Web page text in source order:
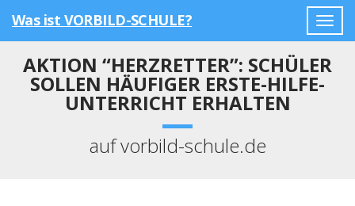
Was ist VORBILD-SCHULE?
AKTION “HERZRETTER”: SCHÜLER
SOLLEN HÄUFIGER ERSTE-HILFE-
UNTERRICHT ERHALTEN
auf vorbild-schule.de